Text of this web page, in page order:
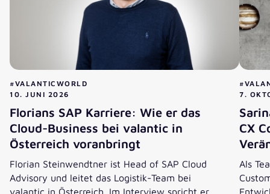
#VALANTICWORLD
10. JUNI 2026
Florians SAP Karriere: Wie er das
Cloud-Business bei valantic in
Österreich voranbringt
Florian Steinwendtner ist Head of SAP Cloud
Advisory und leitet das Logistik-Team bei
valantic in Österreich. Im Interview spricht er
7.
CX
Als